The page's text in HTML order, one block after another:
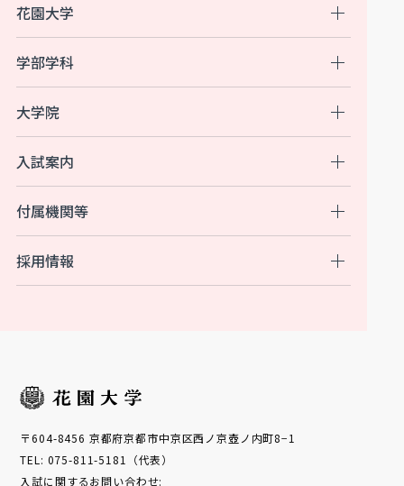
花園大学
入試案内
付属機関等
学部学科
大学院
採用情報
〒604-8456 京都府京都市中京区西ノ京壺ノ内町8−1
TEL: 075-811-5181（代表）
入試に関するお問い合わせ: